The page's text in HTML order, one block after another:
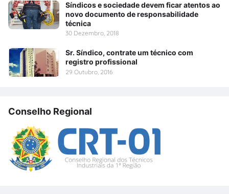
Síndicos e sociedade devem ficar atentos ao
novo documento de responsabilidade
técnica
30 Dezembro, 2018
Sr. Síndico, contrate um técnico com
registro profissional
29 Outubro, 2016
Conselho Regional